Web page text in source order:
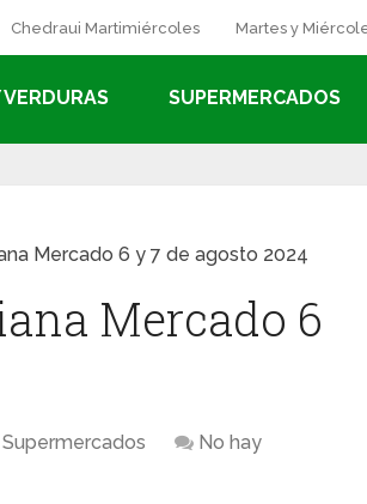
Chedraui Martimiércoles Martes y
VERDURAS SUPERMERCADOS
Mercado 6 y 7 de agosto 2024
Mercado 6
Supermercados
No hay